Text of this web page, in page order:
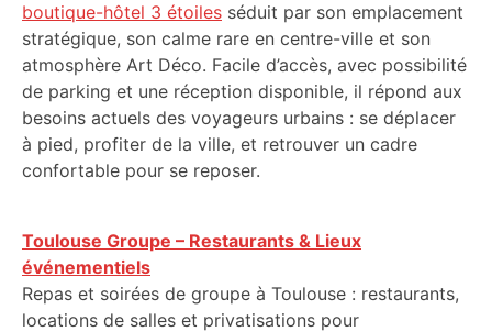
boutique-hôtel 3 étoiles séduit par son emplacement
stratégique, son calme rare en centre-ville et son
atmosphère Art Déco. Facile d’accès, avec possibilité
de parking et une réception disponible, il répond aux
besoins actuels des voyageurs urbains : se déplacer
à pied, profiter de la ville, et retrouver un cadre
confortable pour se reposer.
Toulouse Groupe – Restaurants & Lieux
événementiels
Repas et soirées de groupe à Toulouse : restaurants,
locations de salles et privatisations pour